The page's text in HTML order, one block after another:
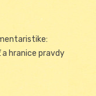
a hranice pravdy